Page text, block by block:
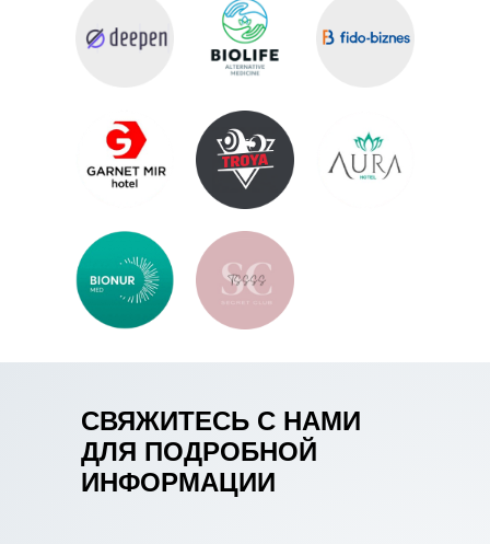
СВЯЖИТЕСЬ С НАМИ
ДЛЯ ПОДРОБНОЙ
ИНФОРМАЦИИ